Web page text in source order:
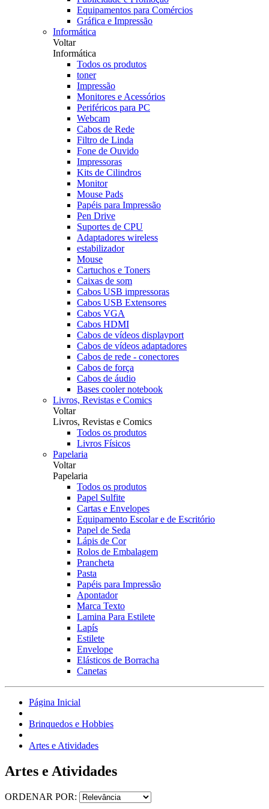
Equipamentos para Comércios
Gráfica e Impressão
Informática
Voltar
Informática
Todos os produtos
toner
Impressão
Monitores e Acessórios
Periféricos para PC
Webcam
Cabos de Rede
Filtro de Linda
Fone de Ouvido
Impressoras
Kits de Cilindros
Monitor
Mouse Pads
Papéis para Impressão
Pen Drive
Suportes de CPU
Adaptadores wireless
estabilizador
Mouse
Cartuchos e Toners
Caixas de som
Cabos USB impressoras
Cabos USB Extensores
Cabos VGA
Cabos HDMI
Cabos de vídeos displayport
Cabos de vídeos adaptadores
Cabos de rede - conectores
Cabos de força
Cabos de áudio
Bases cooler notebook
Livros, Revistas e Comics
Voltar
Livros, Revistas e Comics
Todos os produtos
Livros Físicos
Papelaria
Voltar
Papelaria
Todos os produtos
Papel Sulfite
Cartas e Envelopes
Equipamento Escolar e de Escritório
Papel de Seda
Lápis de Cor
Rolos de Embalagem
Prancheta
Pasta
Papéis para Impressão
Apontador
Marca Texto
Lamina Para Estilete
Lapís
Estilete
Envelope
Elásticos de Borracha
Canetas
Página Inicial
Brinquedos e Hobbies
Artes e Atividades
Artes e Atividades
ORDENAR POR: